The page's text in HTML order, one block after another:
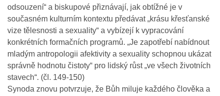
odsouzení“ a biskupové přiznávají, jak obtížné je v
současném kulturním kontextu předávat „krásu křesťanské
vize tělesnosti a sexuality“ a vybízejí k vypracování
konkrétních formačních programů. „Je zapotřebí nabídnout
mladým antropologii afektivity a sexuality schopnou ukázat
správně hodnotu čistoty“ pro lidský růst „ve všech životních
stavech“. (čl. 149-150)
Synoda znovu potvrzuje, že Bůh miluje každého člověka a